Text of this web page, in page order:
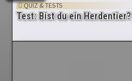
QUIZ & TESTS
Test: Bist du ein Herdentier?